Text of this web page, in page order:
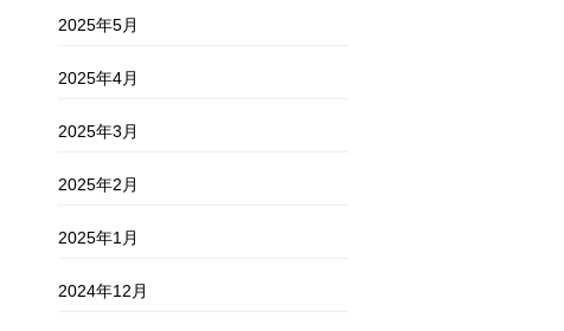
2025年5月
2025年4月
2025年3月
2025年2月
2025年1月
2024年12月